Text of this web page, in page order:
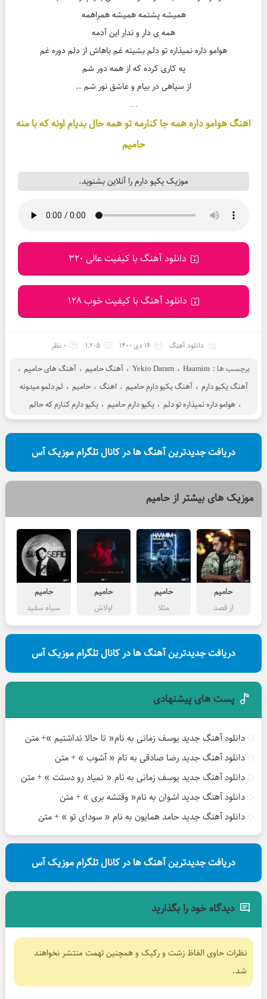
همیشه پشتمه همیشه همراهمه
همه ی دار و ندار این آدمه
هوامو داره نمیذاره تو دلم بشینه غم باهاش از دلم دوره غم
یه کاری کرده که از همه دور شم
از سیاهی در بیام و عاشق نور شم ..
…
اهنگ هوامو داره همه جا کنارمه تو همه حال بدیام اونه که با منه
حامیم
موزیک یکیو دارم را آنلاین بشنوید.
دانلود آهنگ با کیفیت عالی 320
دانلود آهنگ با کیفیت خوب 128
دانلود آهنگ 16 دی 1400 1,205 0 نظر
برچسب ها : Haamim ، Yekio Daram ، آهنگ حامیم ، آهنگ های حامیم ،
آهنگ یکیو دارم ، آهنگ یکیو دارم حامیم ، اهنگ ، حامیم ، لم دلمو میدونه
، هوامو داره نمیذاره تو دلم ، یکیو دارم حامیم ، یکیو دارم کنارم که حالم
دریافت جدیدترین آهنگ ها در کانال تلگرام موزیک آس
موزیک های بیشتر از حامیم
حامیم
از قصد
حامیم
مثلا
حامیم
اولاش
حامیم
سیاه سفید
دریافت جدیدترین آهنگ ها در کانال تلگرام موزیک آس
پست های پیشنهادی
دانلود آهنگ جدید یوسف زمانی به نام« تا حالا نداشتیم »+ متن
دانلود آهنگ جدید رضا صادقی به نام « آشوب » + متن
دانلود آهنگ جدید یوسف زمانی به نام « نمیاد رو دستت » + متن
دانلود آهنگ جدید اشوان به نام« وقتشه بری » + متن
دانلود آهنگ جدید حامد همایون به نام « سودای تو » + متن
دریافت جدیدترین آهنگ ها در کانال تلگرام موزیک آس
دیدگاه خود را بگذارید
نظرات حاوی الفاظ زشت و رکیک و همچنین تهمت منتشر نخواهند
شد.